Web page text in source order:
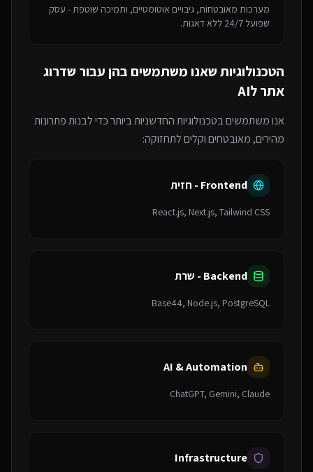
מערכות מאובטחות, גיבויים אוטומטיים, ותמיכה שוטפת - עסק
שפועל 24/7 ללא דאגות.
הטכנולוגיות שאנו משתמשים בהן עבור שדרוג
אתר לAI
אנו משתמשים בטכנולוגיות החדשניות ביותר כדי לבנות פתרונות
מהירים, מאובטחים וקלים לתחזוקה:
Frontend - חזית
React.js, Next.js, Tailwind CSS
Backend - שרת
Base44, Node.js, PostgreSQL
AI & Automation
ChatGPT, Gemini, Claude
Infrastructure